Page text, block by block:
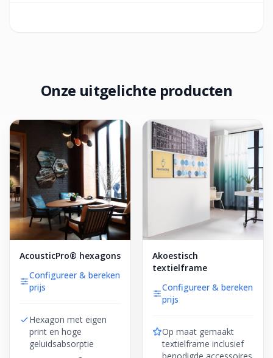
Onze uitgelichte producten
AcousticPro® hexagons
Configureer & bereken
prijs
Hexagon met eigen
print en hoge
geluidsabsorptie
Akoestisch
textielframe
Configureer & bereken
prijs
Op maat gemaakt
textielframe inclusief